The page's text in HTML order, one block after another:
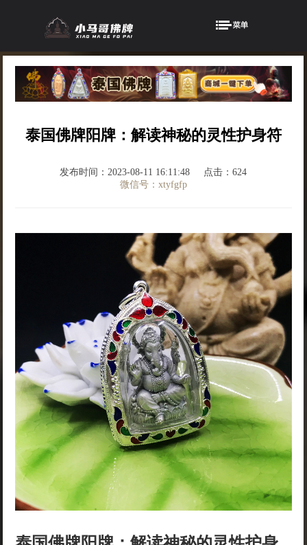
泰国佛牌阳牌：解读神秘的灵性护身符
发布时间：2023-08-11 16:11:48
点击：624
微信号：xtyfgfp